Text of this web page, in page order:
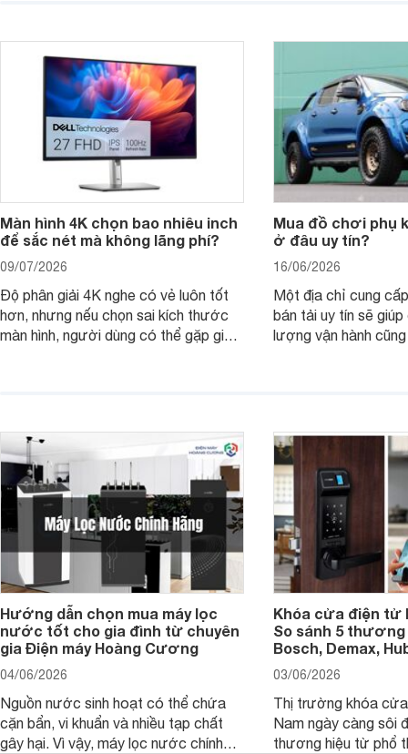
thay vì chỉ so sánh cấu hình trên giấy.
không, dùng được
Màn hình 4K chọn bao nhiêu inch
để sắc nét mà không lãng phí?
09/07/2026
Độ phân giải 4K nghe có vẻ luôn tốt
hơn, nhưng nếu chọn sai kích thước
màn hình, người dùng có thể gặp giao
Mua đồ chơi phụ
ở đâu uy tín?
16/06/2026
Một địa chỉ cung
bán tải uy tín sẽ
lượng vận hành
Hướng dẫn chọn mua máy lọc
nước tốt cho gia đình từ chuyên
gia Điện máy Hoàng Cương
04/06/2026
Nguồn nước sinh hoạt có thể chứa
cặn bẩn, vi khuẩn và nhiều tạp chất
gây hại. Vì vậy, máy lọc nước chính
Khóa cửa điện tử
So sánh 5 thương
Bosch, Demax,
03/06/2026
Thị trường khóa
Nam ngày càng sôi
thương hiệu từ phổ